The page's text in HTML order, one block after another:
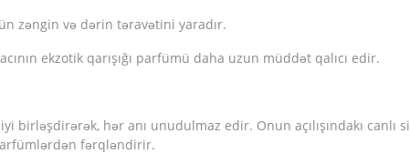
zəngin və dərin təravətini yaradır.
ekzotik qarışığı parfümü daha uzun müddət qalıcı edir.
birləşdirərək, hər anı unudulmaz edir. Onun açılışındakı
fərqləndirir.